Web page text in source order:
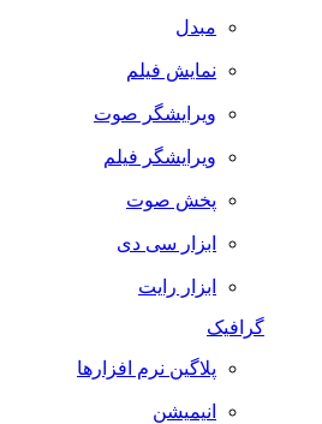
مبدل
نمایش فیلم
ویرایشگر صوت
ویرایشگر فیلم
پخش صوت
ابزار سی دی
ابزار رایت
گرافیک
پلاگین نرم افزارها
انیمیشن